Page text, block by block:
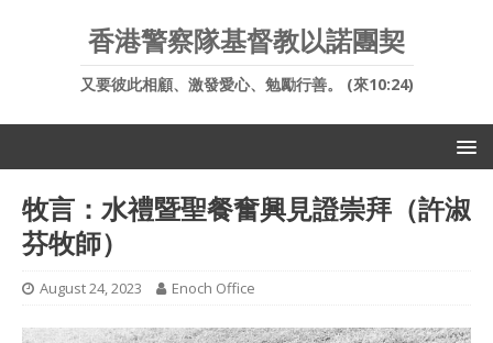
香港警察隊基督教以諾團契
又要彼此相顧、激發愛心、勉勵行善。 (來10:24)
牧言：水禮暨聖餐奮興見證崇拜（許淑
芬牧師）
August 24, 2023 Enoch Office